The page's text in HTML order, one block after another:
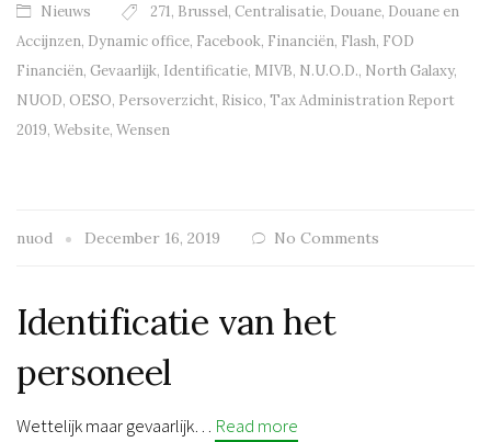
Nieuws 271, Brussel, Centralisatie, Douane, Douane en
Accijnzen, Dynamic office, Facebook, Financiën, Flash, FOD
Financiën, Gevaarlijk, Identificatie, MIVB, N.U.O.D., North Galaxy,
NUOD, OESO, Persoverzicht, Risico, Tax Administration Report
2019, Website, Wensen
nuod December 16, 2019 No Comments
Identificatie van het
personeel
Wettelijk maar gevaarlijk… Read more